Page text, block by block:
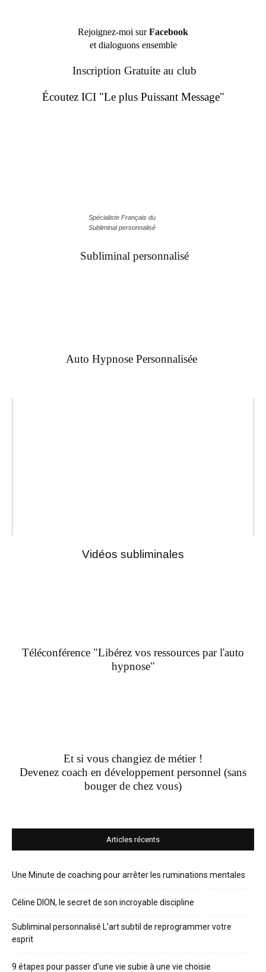
Rejoignez-moi surFacebook
et dialoguons ensemble
Inscription Gratuite au club
Écoutez ICI "Le plus Puissant Message"
Spécialiste Français du
Subliminal personnalisé
Subliminal personnalisé
Auto Hypnose Personnalisée
Vidéos subliminales
Téléconférence "Libérez vos ressources par l'auto
hypnose"
Et si vous changiez de métier !
Devenez coach en développement personnel (sans
bouger de chez vous)
Articles récents
Une Minute de coaching pour arrêter les ruminations mentales
Céline DION, le secret de son incroyable discipline
Subliminal personnalisé L’art subtil de reprogrammer votre
esprit
9 étapes pour passer d’une vie subie à une vie choisie